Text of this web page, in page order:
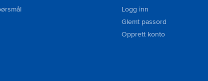
Logg inn
Glemt passord
Opprett konto